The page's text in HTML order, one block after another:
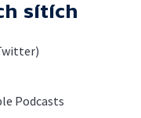
sítích
Podcasts